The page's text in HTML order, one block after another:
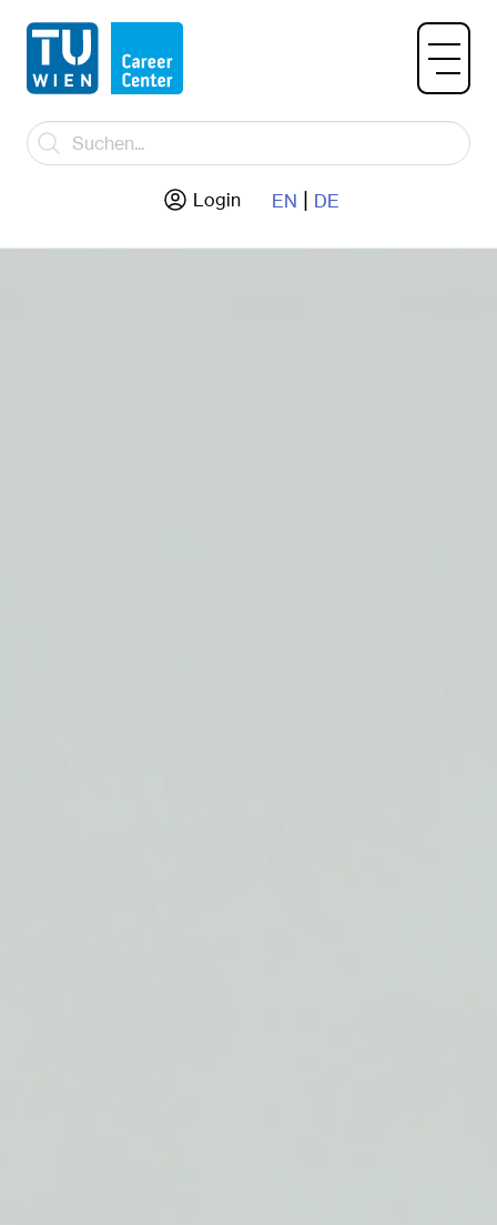
Login EN | DE